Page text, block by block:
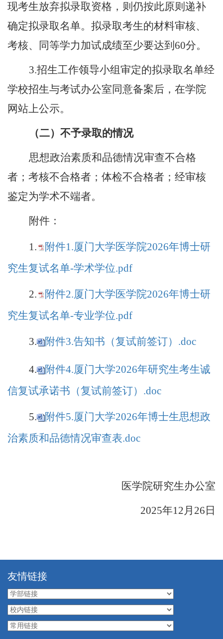
现考生放弃拟录取资格，则仍按此原则递补
确定拟录取名单。拟录取考生的材料审核、
考核、同等学力加试成绩至少要达到 60分。
3.招生工作领导小组审定的拟录取名单经
学校招生与考试办公室同意备案后，在学院
网站上公示。
（二）不予录取的情况
思想政治素质和品德情况审查不合格
者；考核不合格者；体检不合格者；经审核
鉴定为学术不端者。
附件：
1.
附件1.厦门大学医学院2026年博士研
究生复试名单-学术学位.pdf
2.
附件2.厦门大学医学院2026年博士研
究生复试名单-专业学位.pdf
3. 附件3.告知书（复试前签订）.doc
4.
附件4.厦门大学2026年研究生考生诚
信复试承诺书（复试前签订）.doc
5.
附件5.厦门大学2026年博士生思想政
治素质和品德情况审查表.doc
医学院研究生办公室
2025年12月 26 日
友情链接